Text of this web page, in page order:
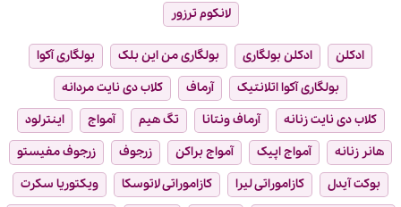
لانکوم ترزور
ادکلن ادکلن بولگاری بولگاری من این بلک
بولگاری آکوا
بولگاری آکوا اتلانتیک
آرماف
کلاب دی نایت مردانه
کلاب دی نایت زنانه
آرماف ونتانا تگ هیم آمواج
اینترلود
هانر زنانه
آمواج اپیک آمواج براکن زرجوف
زرجوف مفیستو
بوکت آیدل
کازاموراتی لیرا کازاموراتی لاتوسکا
ویکتوریا سکرت